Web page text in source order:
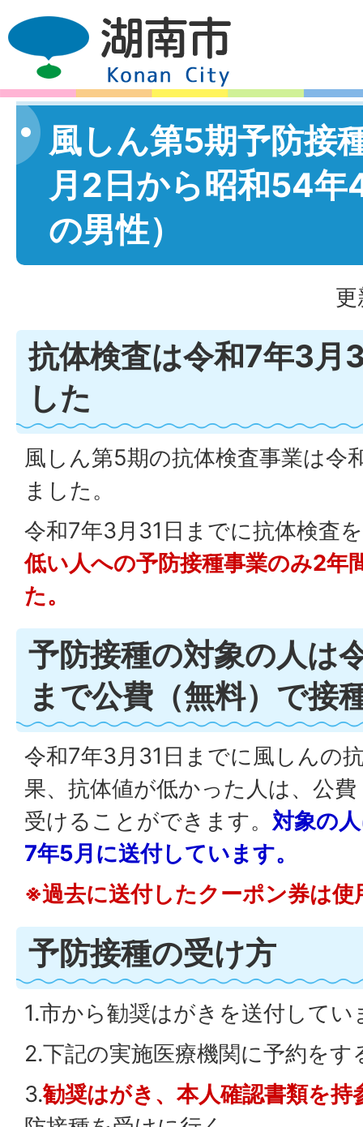
風しん第5期予防接
月2日から昭和54年
の男性）
抗体検査は令和7年3月
した
風しん第5期の抗体検査事業は令
ました。
令和7年3月31日までに抗体検査
低い人への予防接種事業のみ2年
た。
予防接種の対象の人は
まで公費（無料）で接
令和7年3月31日までに風しんの
果、抗体値が低かった人は、公
受けることができます。 対象の
7年5月に送付しています。
※過去に送付したクーポン券は使
予防接種の受け方
1.市から勧奨はがきを送付してい
2.下記の実施医療機関に予約をす
3.勧奨はがき、本人確認書類を持